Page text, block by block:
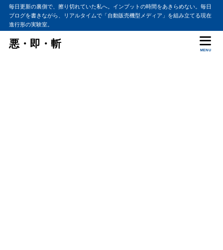
毎日更新の裏側で、擦り切れていた私へ。インプットの時間をあきらめない。毎日
ブログを書きながら、リアルタイムで「自動販売機型メディア」を組み立てる現在
進行形の実験室。
悪・即・斬
MENU